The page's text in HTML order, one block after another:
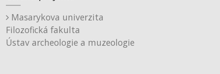
Masarykova univerzita
Filozofická fakulta
Ústav archeologie a muzeologie